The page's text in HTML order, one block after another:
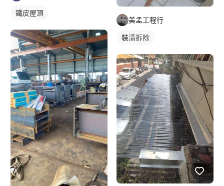
鐵皮屋頂
美孟工程行
裝潢拆除